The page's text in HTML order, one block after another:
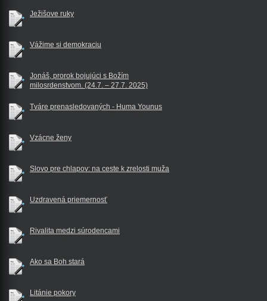
Ježišove ruky
Vážime si demokraciu
Jonáš, prorok bojujúci s Božím
milosrdenstvom. (24.7. – 27.7. 2025)
Tváre prenasledovaných - Huma Younus
Vzácne ženy
Slovo pre chlapov: na ceste k zrelosti muža
Uzdravená priemernosť
Rivalita medzi súrodencami
Ako sa Boh stará
Litánie pokory